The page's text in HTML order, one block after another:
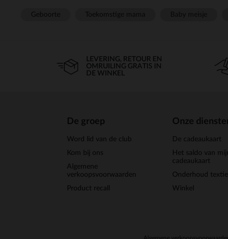
LEVERING, RETOUR EN
OMRUILING GRATIS IN
DE WINKEL
De groep
Word lid van de club
Kom bij ons
Algemene
verkoopsvoorwaarden
Product recall
Onze
De cadeaukaart
Het saldo van
cadeaukaart
Onderhoud textiel
Winkel